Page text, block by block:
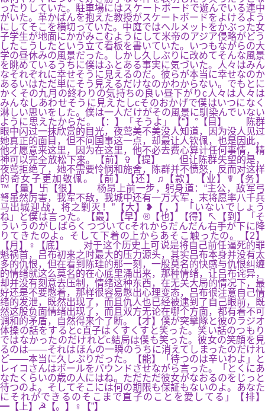
ったりしていた。駐車場にはスケートボードで遊んでいる連中
がいた。革かばんを抱えた教授がスケートボードをよけるよう
にしてそこを横切っていた。中庭ではヘルメットをかぶった女
子学生が地面にかがみこむようにして米帝のアジア侵略がどう
したこうしたという立て看板を書いていた。いつもながらの大
学の昼休みの風景だった。しかし久しぶりに改めてそんな風景
を眺めているうちに僕はふとある事実に気づいた。人々はみん
なそれぞれに幸せそうに見えるのだ。彼らが本当に幸せなのか
あるいはただ単にそう見えるだけなのかわからない。でもとに
かくその九月の終わりの気持ちの良い昼下がりc人々は人々は
みんなしあわせそうに見えたしcそのおかげで僕はいつになく
淋しい思いをした。僕は一人だけがその風景に馴染んでいない
ように思えたからだ。【：】「そうよ」【“】°【目】 陈群
眼中闪过一抹欣赏的目光，夜莺美不美没人知道，因为没人见过
她真正的面目，但不问国事这一点，却最让人钦佩，也是因此，
他才愿意来这里，因为在这里，他不必去费心算计任何事情，精
神可以完全放松下来。【前】✞【提】 但让陈群失望的是，
夜莺拒绝了，她不需要怜悯和施舍，陈群并不愤怒，反而对这样
的奇女子更加敬佩。【前】【还】♫【款】【业】☤【务】
™【量】卐【很】 杨昂上前一步，躬身道：“主公，敌军弓
弩虽然厉害，我军不敌，我城中还有一万大军，末将愿率八千兵
马出城迎战，将之剿灭！”【大】❥【，】「いないでしょう
ね」と僕は言った。【最】【早】®【也】【得】↖【到】「そ
ういうのがしばらくつづいてcそれからだんだん右手が下に降
りてきたのよ。そして下着の上からあそこ触ったの。【2】
【月】♀【底】 对于这个历史上可说是将自己前任逼死的罪
魁祸首，吕布初来之时最大的压力源头，其实吕布本身并没有太
多的仇恨，但在看到陈珪的那一刻，一股莫名的快感与仇恨纠缠
的情绪就这么莫名的在心底里涌出来，那种情绪，让吕布诧异，
却并没有刻意去压制，情绪这种东西，在无关大局的情况下，最
好还是不要憋着，那样很容易憋出心理变态，吕布很注意自己情
绪的发泄，既然出现了，而且仇人也已经被逮到了自己眼前，既
然这股负面情绪出现了，而且双方无论在哪个方面，都有着不可
调和的矛盾，自然得来个了断。【才】僕が突撃隊と彼のラジオ
体操の話をするとc直子はくすくすと笑った。笑い話のつもり
ではなかったのだけれどc結局は僕も笑った。彼女の笑顔を見
るのは――それはほんの一瞬のうちに消えてしまったのだけれ
ど――本当に久しぶりだった。【能】「待つのは辛いわよ」と
レイコさんはボールをバウンドさせながら言った。「とくにあ
なたくらいの歳の人にはね。ただただ彼女がなおるのをじっと
待つのよ。そしてそこには何の期限も保証もないのよ。あなた
にそれができるのそこまで直子のことを愛してる」【排】
━【上】☭【。】♀【”】